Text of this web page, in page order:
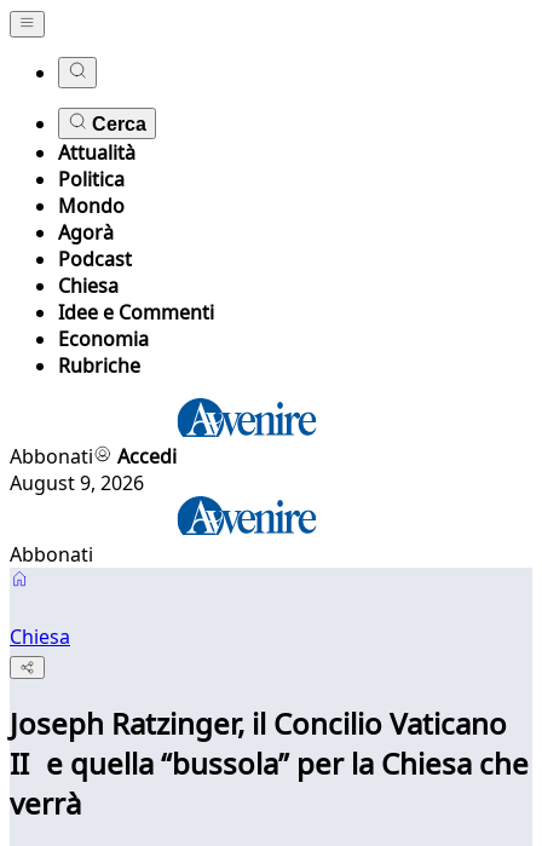
Cerca
Attualità
Politica
Mondo
Agorà
Podcast
Chiesa
Idee e Commenti
Economia
Rubriche
Abbonati
Accedi
August 9, 2026
Abbonati
Chiesa
Joseph Ratzinger, il Concilio Vaticano
II e quella “bussola” per la Chiesa che
verrà